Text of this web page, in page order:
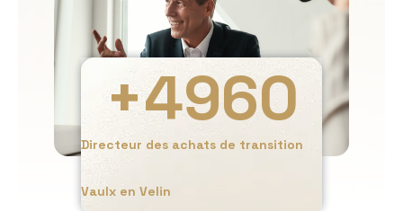
Directeur des achats de transition
Vaulx en Velin
+4960